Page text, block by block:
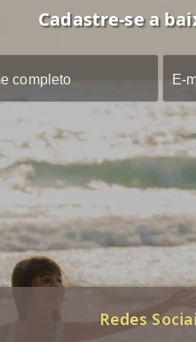
Cadastre-se a
Redes